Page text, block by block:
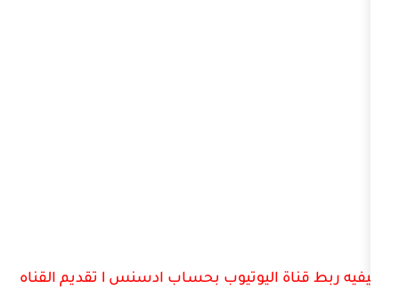
كيفيه ربط قناة اليوتيوب بحساب ادسنس l تقديم القناه